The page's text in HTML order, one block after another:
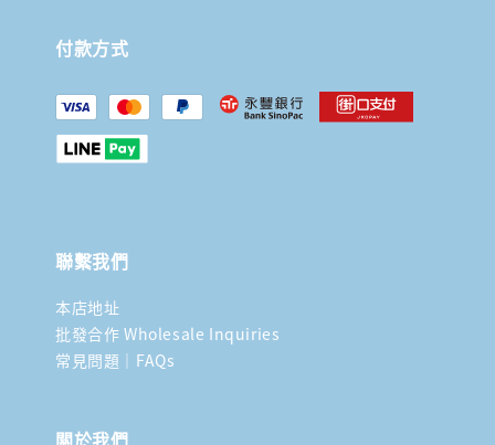
付款方式
聯繫我們
本店地址
批發合作 Wholesale Inquiries
常見問題｜FAQs